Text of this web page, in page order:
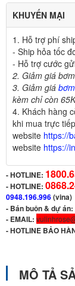
KHUYẾN MẠI
1. Hỗ trợ phí
- Ship hỏa tốc
- Hỗ trợ cước
2. Giảm giá
3. Giảm giá
kèm chỉ còn 65K
4. Khách hàng
khi mua trực
website https://
website https://
-HOTLINE:
- HOTLINE:
0948.196.996(vina)
- Bán buôn & dự án:
- EMAIL:
-HOTLINE BẢO
MÔ TẢ